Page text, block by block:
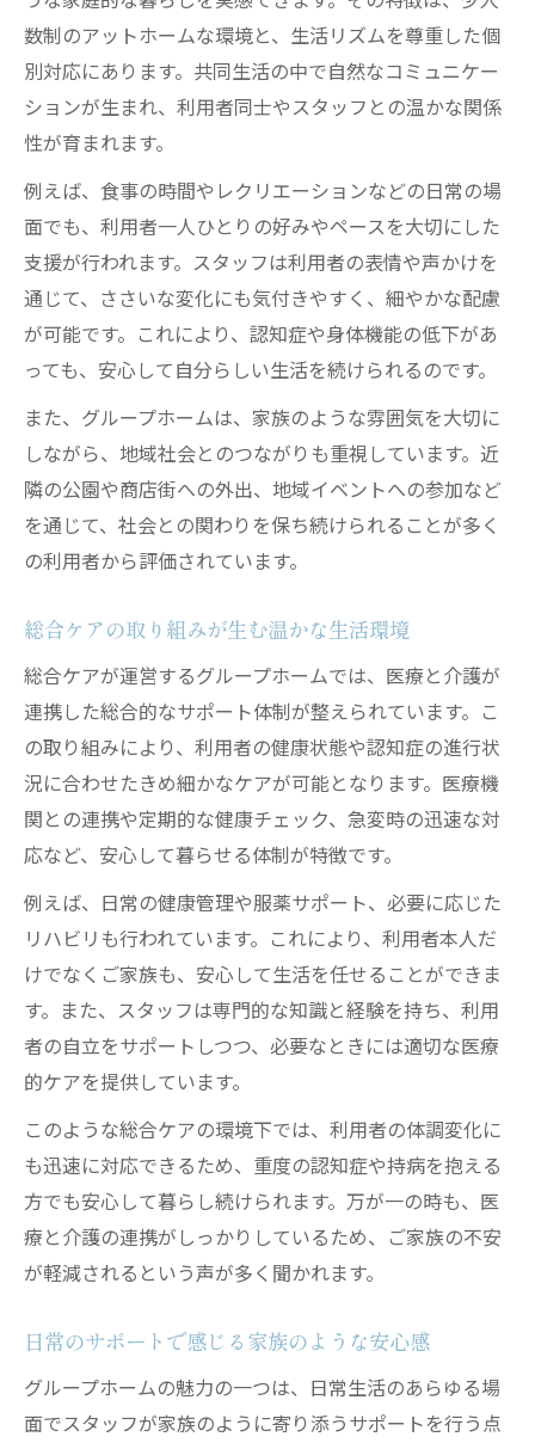
数制のアットホームな環境と、生活リズムを尊重した個
別対応にあります。共同生活の中で自然なコミュニケー
ションが生まれ、利用者同士やスタッフとの温かな関係
性が育まれます。
例えば、食事の時間やレクリエーションなどの日常の場
面でも、利用者一人ひとりの好みやペースを大切にした
支援が行われます。スタッフは利用者の表情や声かけを
通じて、ささいな変化にも気付きやすく、細やかな配慮
が可能です。これにより、認知症や身体機能の低下があ
っても、安心して自分らしい生活を続けられるのです。
また、グループホームは、家族のような雰囲気を大切に
しながら、地域社会とのつながりも重視しています。近
隣の公園や商店街への外出、地域イベントへの参加など
を通じて、社会との関わりを保ち続けられることが多く
の利用者から評価されています。
総合ケアの取り組みが生む温かな生活環境
総合ケアが運営するグループホームでは、医療と介護が
連携した総合的なサポート体制が整えられています。こ
の取り組みにより、利用者の健康状態や認知症の進行状
況に合わせたきめ細かなケアが可能となります。医療機
関との連携や定期的な健康チェック、急変時の迅速な対
応など、安心して暮らせる体制が特徴です。
例えば、日常の健康管理や服薬サポート、必要に応じた
リハビリも行われています。これにより、利用者本人だ
けでなくご家族も、安心して生活を任せることができま
す。また、スタッフは専門的な知識と経験を持ち、利用
者の自立をサポートしつつ、必要なときには適切な医療
的ケアを提供しています。
このような総合ケアの環境下では、利用者の体調変化に
も迅速に対応できるため、重度の認知症や持病を抱える
方でも安心して暮らし続けられます。万が一の時も、医
療と介護の連携がしっかりしているため、ご家族の不安
が軽減されるという声が多く聞かれます。
日常のサポートで感じる家族のような安心感
グループホームの魅力の一つは、日常生活のあらゆる場
面でスタッフが家族のように寄り添うサポートを行う点